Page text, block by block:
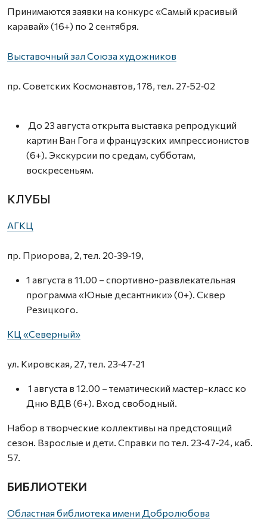
Принимаются заявки на конкурс «Самый красивый
каравай» (16+) по 2 сентября.
Выставочный зал Союза художников
пр. Советских Космонавтов, 178, тел. 27‑52‑02
До 23 августа открыта выставка репродукций
картин Ван Гога и французских импрессионистов
(6+). Экскурсии по средам, субботам,
воскресеньям.
КЛУБЫ
АГКЦ
пр. Приорова, 2, тел. 20‑39‑19,
1 августа в 11.00 – спортивно-развлекательная
программа «Юные десантники» (0+). Сквер
Резицкого.
КЦ «Северный»
ул. Кировская, 27, тел. 23‑47‑21
1 августа в 12.00 – тематический мастер-класс ко
Дню ВДВ (6+). Вход свободный.
Набор в творческие коллективы на предстоящий
сезон. Взрослые и дети. Справки по тел. 23‑47‑24, каб.
57.
БИБЛИОТЕКИ
Областная библиотека имени Добролюбова